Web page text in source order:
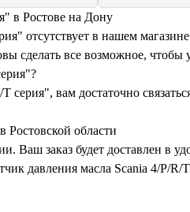
в Ростове на Дону
отсутствует в нашем
все возможное, чтобы
серия", вам достаточно
Ростовской области
Ваш заказ будет доставлен в
давления масла Scania 4/P/